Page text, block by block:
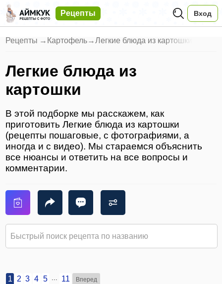
Рецепты Вход
Рецепты → Картофель→Легкие блюда из картошки
Легкие блюда из
картошки
В этой подборке мы расскажем, как
приготовить Легкие блюда из картошки
(рецепты пошаговые, с фотографиями, а
иногда и с видео). Мы стараемся объяснить
все нюансы и ответить на все вопросы и
комментарии.
1 2 3 4 5 ... 11 Вперед